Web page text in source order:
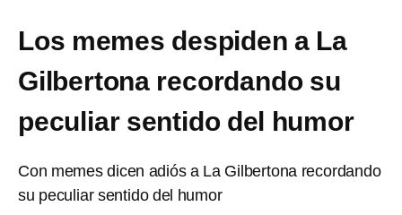
Los memes despiden a La
Gilbertona recordando su
peculiar sentido del humor
Con memes dicen adiós a La Gilbertona recordando
su peculiar sentido del humor